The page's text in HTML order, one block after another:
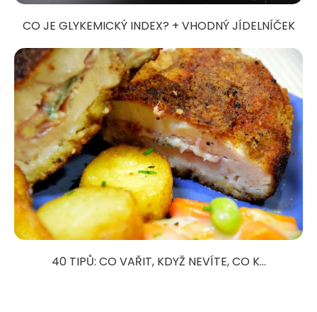
CO JE GLYKEMICKÝ INDEX? + VHODNÝ JÍDELNÍČEK
40 TIPŮ: CO VAŘIT, KDYŽ NEVÍTE, CO K...